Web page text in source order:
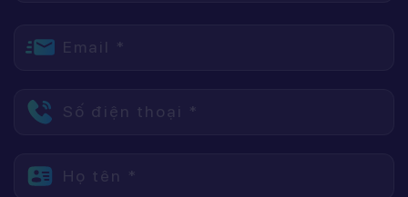
Email *
Số điện thoại *
Họ tên *